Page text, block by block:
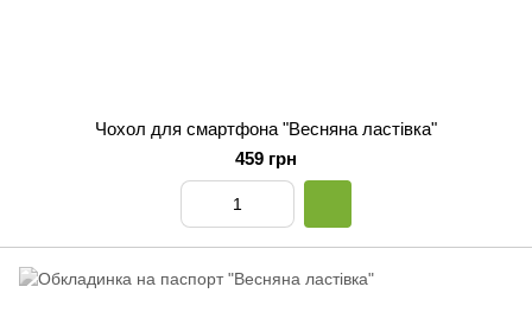
Чохол для смартфона "Весняна ластівка"
459 грн